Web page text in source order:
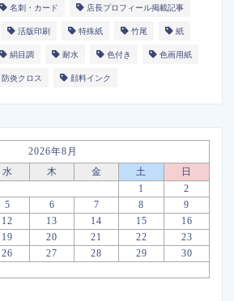
名刺・カード 店長プロフィール掲載記事
活版印刷 特殊紙 竹尾 紙
絹目調 耐水 色付き 色画用紙
防炎クロス 顔料インク
2026年8月
水 木 金 土
日
1
2
5 6 7 8
9
12 13 14 15
16
19 20 21 22
23
26 27 28 29
30